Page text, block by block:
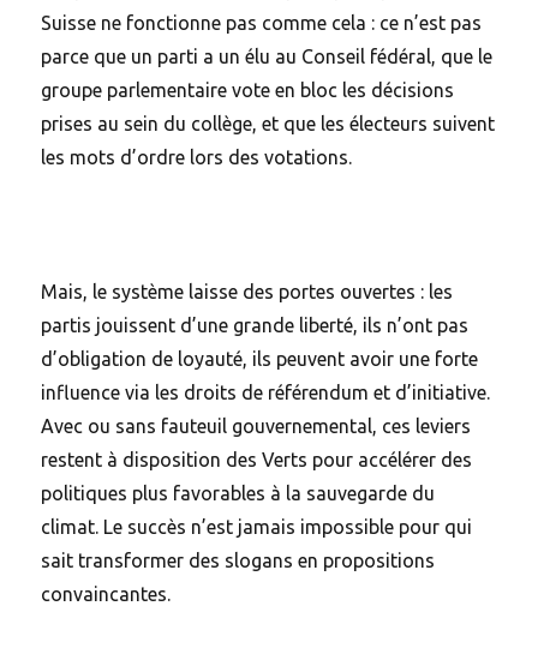
Suisse ne fonctionne pas comme cela : ce n’est pas
parce que un parti a un élu au Conseil fédéral, que le
groupe parlementaire vote en bloc les décisions
prises au sein du collège, et que les électeurs suivent
les mots d’ordre lors des votations.
Mais, le système laisse des portes ouvertes : les
partis jouissent d’une grande liberté, ils n’ont pas
d’obligation de loyauté, ils peuvent avoir une forte
influence via les droits de référendum et d’initiative.
Avec ou sans fauteuil gouvernemental, ces leviers
restent à disposition des Verts pour accélérer des
politiques plus favorables à la sauvegarde du
climat. Le succès n’est jamais impossible pour qui
sait transformer des slogans en propositions
convaincantes.